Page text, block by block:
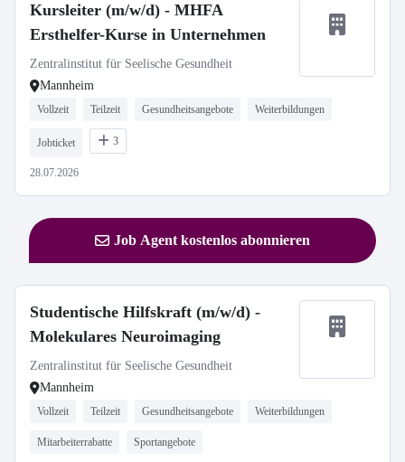
Kursleiter (m/w/d) - MHFA
Ersthelfer-Kurse in Unternehmen
Zentralinstitut für Seelische Gesundheit
Mannheim
Vollzeit Teilzeit Gesundheitsangebote Weiterbildungen
Jobticket 3
28.07.2026
Job Agent kostenlos abonnieren
Studentische Hilfskraft (m/w/d) -
Molekulares Neuroimaging
Zentralinstitut für Seelische Gesundheit
Mannheim
Vollzeit Teilzeit Gesundheitsangebote Weiterbildungen
Mitarbeiterrabatte Sportangebote